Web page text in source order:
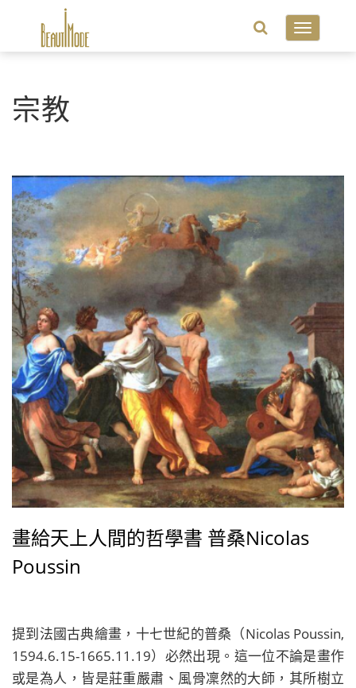
Toggle
宗教
畫給天上人間的哲學書 普桑Nicolas
Poussin
提到法國古典繪畫，十七世紀的普桑（Nicolas Poussin,
1594.6.15-1665.11.19）必然出現。這一位不論是畫作
或是為人，皆是莊重嚴肅、風骨凜然的大師，其所樹立